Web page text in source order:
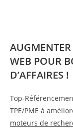
AUGMENTER
WEB POUR
D’AFFAIRES !
Top-
TPE/PME à
moteurs de